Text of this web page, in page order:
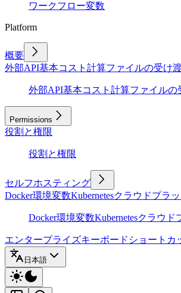
ワークフロー変数
Platform
概要
外部API基本コスト計算ファイルの受け
外部API基本コスト計算ファイルの
Permissions
役割と権限
役割と権限
セルフホスティング
Docker環境変数Kubernetesクラウドプラ
Docker環境変数Kubernetesクラウド
エンタープライズキーボードショートカ
日本語